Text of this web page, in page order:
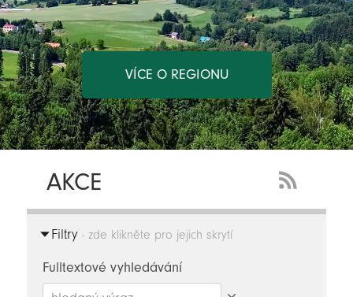
VÍCE O REGIONU
AKCE
Feed
Filtry- zde klikněte pro jejich skrytí
Fulltextové vyhledávání